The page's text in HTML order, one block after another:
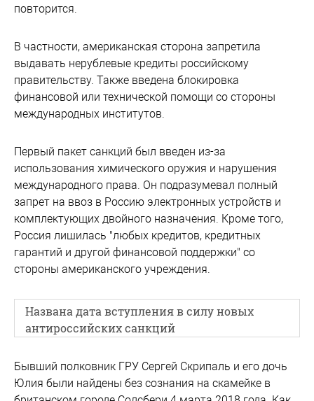
повторится.
В частности, американская сторона запретила
выдавать нерублевые кредиты российскому
правительству. Также введена блокировка
финансовой или технической помощи со стороны
международных институтов.
Первый пакет санкций был введен из-за
использования химического оружия и нарушения
международного права. Он подразумевал полный
запрет на ввоз в Россию электронных устройств и
комплектующих двойного назначения. Кроме того,
Россия лишилась "любых кредитов, кредитных
гарантий и другой финансовой поддержки" со
стороны американского учреждения.
Названа дата вступления в силу новых
антироссийских санкций
Бывший полковник ГРУ Сергей Скрипаль и его дочь
Юлия были найдены без сознания на скамейке в